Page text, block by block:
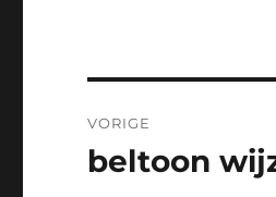
navigatie
VORIGE
Vorig
beltoon